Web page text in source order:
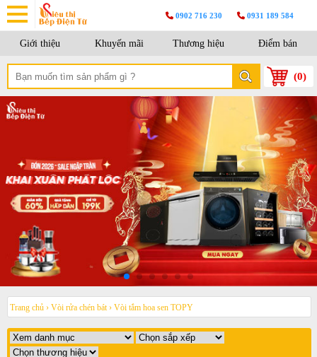
0902 716 230 0931 189 584
Giới thiệu Khuyến mãi Thương hiệu Điểm bán
(0)
Trang chủ › Vòi rửa chén bát › Vòi tắm hoa sen TOPY